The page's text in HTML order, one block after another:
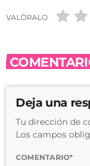
VALÓRALO
Deja una
Tu dirección de
Los campos
COMENTARIO*